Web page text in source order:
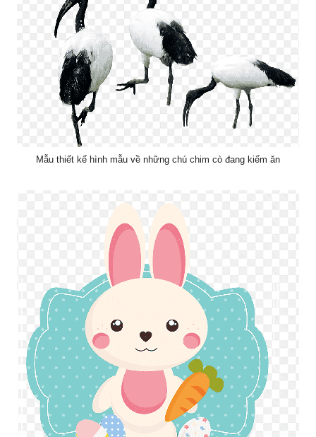
Mẫu thiết kế hình mẫu về những chú chim cò đang kiếm ăn